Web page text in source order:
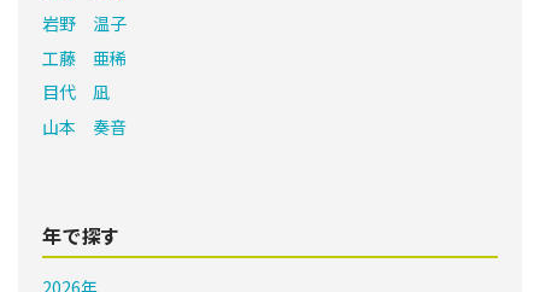
岩野 温子
工藤 亜稀
目代 凪
山本 奏音
年で探す
2026年